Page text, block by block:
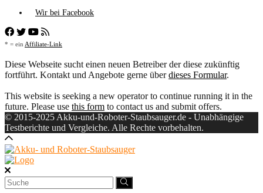
Wir bei Facebook
* = ein Affiliate-Link
Diese Webseite sucht einen neuen Betreiber der diese zukünftig
fortführt. Kontakt und Angebote gerne überdieses Formular.
This website is seeking a new operator to continue running it in the
future. Please use this form to contact us and submit offers.
© 2015-2025 Akku-und-Roboter-Staubsauger.de - Unabhängige
Testberichte und Vergleiche. Alle Rechte vorbehalten.